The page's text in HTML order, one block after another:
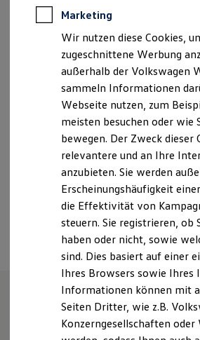
Elektroautos
ID. Tutorials
Elektrofahrzeugkonzepte
Reichweite
Reichweite der ID.
Reichweite im Winter
Laden
Laden unterwegs
Laden Zuhause
Ladestationen finden
Ladezeitensimulator
Batterie
Sicherheit
Garantie und
Nachhaltigkeit
Technologie
Kosten und Kauf
Verbrauchskosten
Kaufoptionen
E-Auto-Förderung
Software und Konnektivität
ID. Software Versionen
Digitale Extras
Schnittstellen zu Ihrem
service@lutz-donzdorf.de
+49 7162 940930
Montag -
07:00
Samstag
Sonntag
Ansprechpartner
Ihr Partner für
Marketing
Wir nutzen diese Cookies,
zugeschnittene Werbung
außerhalb der Volkswagen
sammeln Informationen
Webseite nutzen, zum
meisten besuchen oder wie
bewegen. Der Zweck dieser
relevantere und an Ihre
anzubieten. Sie werden
Erscheinungshäufigkeit
die Effektivität von
steuern. Sie registrieren, ob
haben oder nicht, sowie
sind. Dies basiert auf einer
Ihres Browsers sowie Ihres
Informationen können mit
Seiten Dritter, wie z.B.
Konzerngesellschaften